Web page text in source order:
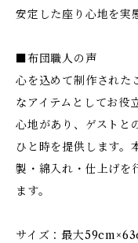
安定した座り心地を実
■布団職人の声
心を込めて制作された
なアイテムとしてお役
心地があり、ゲストと
ひと時を提供します。
製・綿入れ・仕上げを
ます。
サイズ：最大